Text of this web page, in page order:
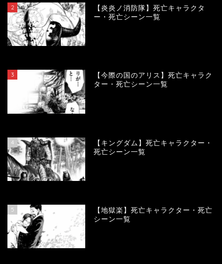
2
【炎炎ノ消防隊】死亡キャラクタ
ー・死亡シーン一覧
3
【今際の国のアリス】死亡キャラク
ター・死亡シーン一覧
4
【キングダム】死亡キャラクター・
死亡シーン一覧
5
【地獄楽】死亡キャラクター・死亡
シーン一覧